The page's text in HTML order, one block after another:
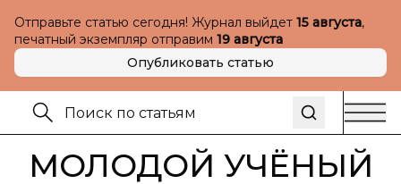
Отправьте статью сегодня! Журнал выйдет 15 августа,
печатный экземпляр отправим 19 августа
Опубликовать статью
МОЛОДОЙ УЧЁНЫЙ